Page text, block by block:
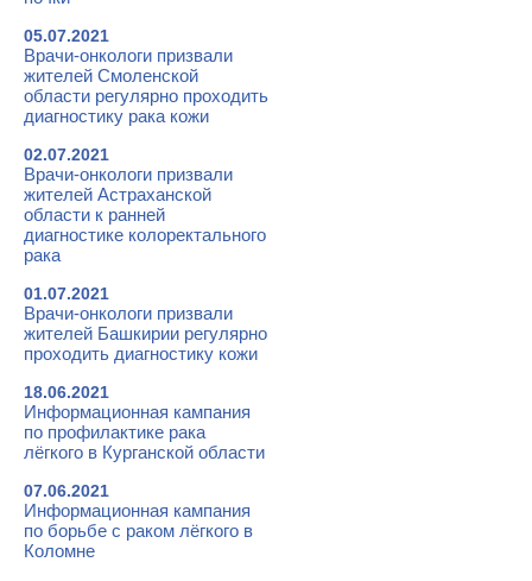
05.07.2021
Врачи-онкологи призвали
жителей Смоленской
области регулярно проходить
диагностику рака кожи
02.07.2021
Врачи-онкологи призвали
жителей Астраханской
области к ранней
диагностике колоректального
рака
01.07.2021
Врачи-онкологи призвали
жителей Башкирии регулярно
проходить диагностику кожи
18.06.2021
Информационная кампания
по профилактике рака
лёгкого в Курганской области
07.06.2021
Информационная кампания
по борьбе с раком лёгкого в
Коломне